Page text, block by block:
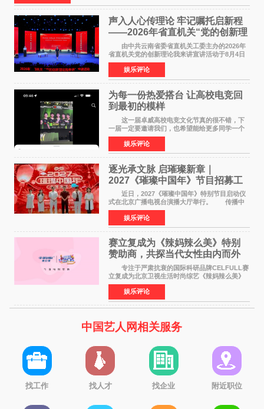
声入人心传理论 牢记嘱托启新程
——2026年省直机关“党的创新理
论我来讲”宣讲活动圆满落幕
由中共云南省委省直机关工委主办的2026年
省直机关党的创新理论我来讲宣讲活动于8月4日
至5日在昆明举办。活动以 "牢记嘱托 感恩奋进
开创云南发展新局面 "为主题，坚持以新时代中国
特色社会主义
娱乐评论
为每一份热爱搭台 让高校电竞回
到最初的模样
这一届卓威高校电竞文化节真的很不错，下
一届一定要邀请我们，也希望能给更多同学一个
来到现场的机会。 2026卓威高校电竞文化节
已经落下帷幕，在活动结束后，仍有不少高校电
竞社负责人和现
娱乐评论
逐光承文脉 启璀璨新章｜
2027《璀璨中国年》节目招募工
作圆满启动
近日，2027《璀璨中国年》特别节目启动仪
式在北京广播电视台演播大厅举行。 传播中
华优秀传统文化，弘扬纯正国风艺术，打造高规
格、高质感、正能量的文艺盛典，是璀璨中国年
矢志不渝的初心
娱乐评论
赛立复成为《辣妈辣么美》特别
赞助商，共探当代女性由内而外
活力美
专注于严肃抗衰的国际科研品牌CELFULL赛
立复成为北京卫视生活时尚综艺《辣妈辣么美》
的特别赞助商,明星辣妈袁咏仪倾情参与，向广大
都市女性传递健康生活新主张，寄语当代女性在
家庭与自我之间
娱乐评论
中国艺人网相关服务
找工作 找人才 找企业 附近职位